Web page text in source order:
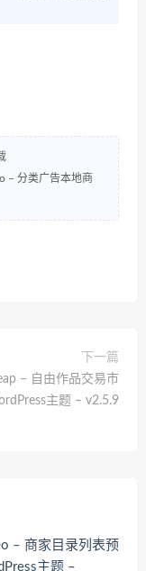
– 分类广告本地商
下一篇
– 自由作品交易市
主题 – v2.5.9